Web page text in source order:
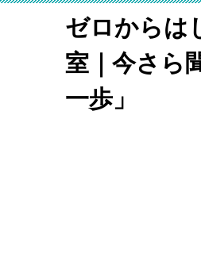
ゼロからは
室｜今さら
一歩」